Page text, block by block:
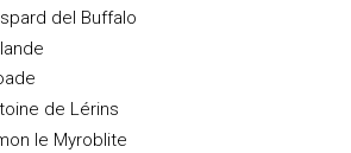
del Buffalo
de Lérins
le Myroblite